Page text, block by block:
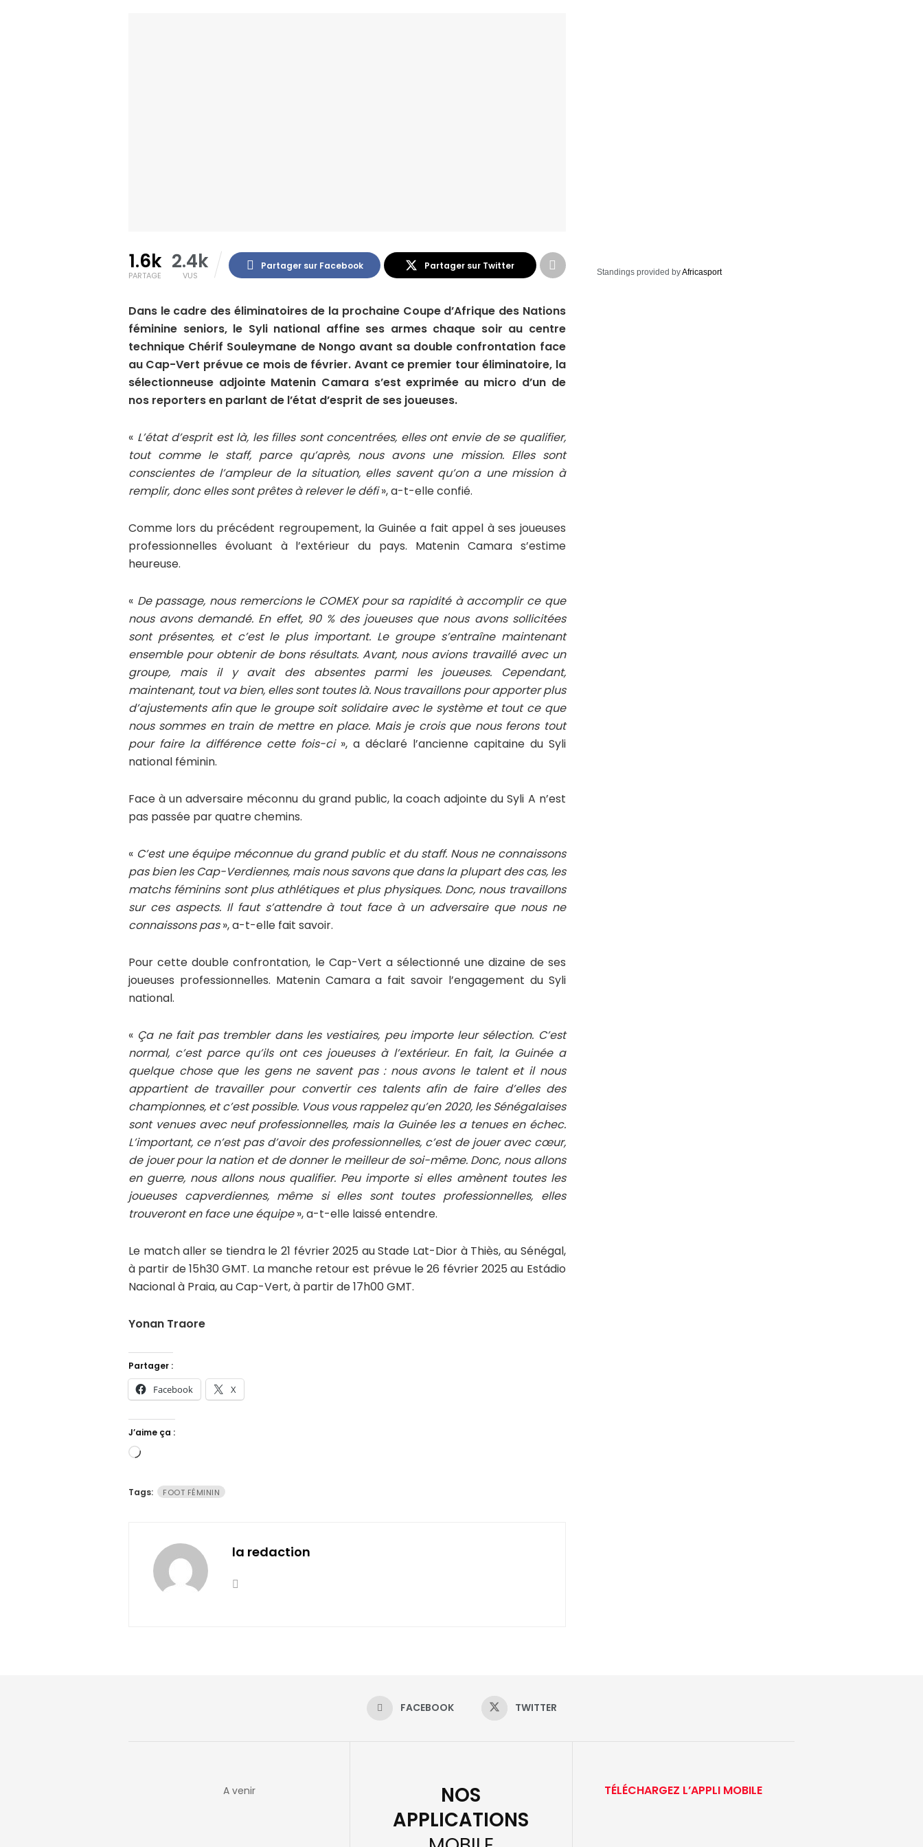
1.6k
PARTAGE
2.4k
VUS
Partager sur Facebook Partager sur Twitter
Dans le cadre des éliminatoires de la prochaine Coupe d’Afrique des Nations
féminine seniors, le Syli national affine ses armes chaque soir au centre
technique Chérif Souleymane de Nongo avant sa double confrontation face
au Cap-Vert prévue ce mois de février. Avant ce premier tour éliminatoire, la
sélectionneuse adjointe Matenin Camara s’est exprimée au micro d’un de
nos reporters en parlant de l’état d’esprit de ses joueuses.
« L’état d’esprit est là, les filles sont concentrées, elles ont envie de se qualifier,
tout comme le staff, parce qu’après, nous avons une mission. Elles sont
conscientes de l’ampleur de la situation, elles savent qu’on a une mission à
remplir, donc elles sont prêtes à relever le défi», a-t-elle confié.
Comme lors du précédent regroupement, la Guinée a fait appel à ses joueuses
professionnelles évoluant à l’extérieur du pays. Matenin Camara s’estime
heureuse.
« De passage, nous remercions le COMEX pour sa rapidité à accomplir ce que
nous avons demandé. En effet, 90 % des joueuses que nous avons sollicitées
sont présentes, et c’est le plus important. Le groupe s’entraîne maintenant
ensemble pour obtenir de bons résultats. Avant, nous avions travaillé avec un
groupe, mais il y avait des absentes parmi les joueuses. Cependant,
maintenant, tout va bien, elles sont toutes là. Nous travaillons pour apporter plus
d’ajustements afin que le groupe soit solidaire avec le système et tout ce que
nous sommes en train de mettre en place. Mais je crois que nous ferons tout
pour faire la différence cette fois-ci», a déclaré l’ancienne capitaine du Syli
national féminin.
Face à un adversaire méconnu du grand public, la coach adjointe du Syli A n’est
pas passée par quatre chemins.
« C’est une équipe méconnue du grand public et du staff. Nous ne connaissons
pas bien les Cap-Verdiennes, mais nous savons que dans la plupart des cas, les
matchs féminins sont plus athlétiques et plus physiques. Donc, nous travaillons
sur ces aspects. Il faut s’attendre à tout face à un adversaire que nous ne
connaissons pas», a-t-elle fait savoir.
Pour cette double confrontation, le Cap-Vert a sélectionné une dizaine de ses
joueuses professionnelles. Matenin Camara a fait savoir l’engagement du Syli
national.
« Ça ne fait pas trembler dans les vestiaires, peu importe leur sélection. C’est
normal, c’est parce qu’ils ont ces joueuses à l’extérieur. En fait, la Guinée a
quelque chose que les gens ne savent pas : nous avons le talent et il nous
appartient de travailler pour convertir ces talents afin de faire d’elles des
championnes, et c’est possible. Vous vous rappelez qu’en 2020, les Sénégalaises
sont venues avec neuf professionnelles, mais la Guinée les a tenues en échec.
L’important, ce n’est pas d’avoir des professionnelles, c’est de jouer avec cœur,
de jouer pour la nation et de donner le meilleur de soi-même. Donc, nous allons
en guerre, nous allons nous qualifier. Peu importe si elles amènent toutes les
joueuses capverdiennes, même si elles sont toutes professionnelles, elles
trouveront en face une équipe», a-t-elle laissé entendre.
Le match aller se tiendra le 21 février 2025 au Stade Lat-Dior à Thiès, au Sénégal,
à partir de 15h30 GMT. La manche retour est prévue le 26 février 2025 au Estádio
Nacional à Praia, au Cap-Vert, à partir de 17h00 GMT.
Yonan Traore
Partager :
Facebook X
J’aime ça :
Chargement…
Tags: FOOT FÉMININ
la redaction
Standings provided byAfricasport
FACEBOOK TWITTER
A venir
NOS
APPLICATIONS
TÉLÉCHARGEZ L’APPLI MOBILE